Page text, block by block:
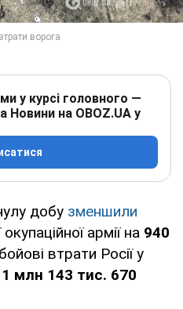
у курсі головного —
Новини на OBOZ.UA у
добу зменшили
окупаційної армії на 940
втрати Росії у
1 млн 143 тис. 670